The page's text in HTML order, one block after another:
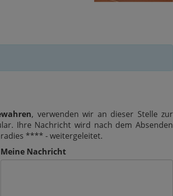
, verwenden wir an dieser Stelle zur
Ihre Nachricht wird nach dem Absenden
**** - weitergeleitet.
Meine Nachricht